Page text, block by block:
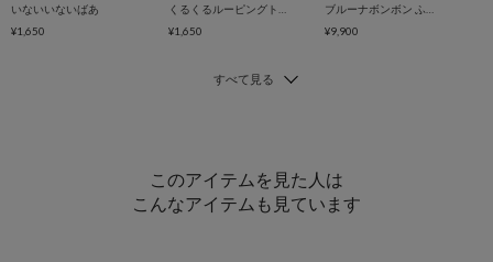
いないいないばあ
¥1,650
¥1,650
¥9,900
このアイテムを見た人は
こんなアイテムも見ています